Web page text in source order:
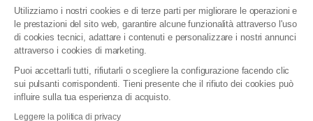
Utilizziamo i nostri cookies e di terze parti per migliorare le operazioni e
le prestazioni del sito web, garantire alcune funzionalità attraverso l'uso
di cookies tecnici, adattare i contenuti e personalizzare i nostri annunci
attraverso i cookies di marketing.
Puoi accettarli tutti, rifiutarli o scegliere la configurazione facendo clic
sui pulsanti corrispondenti. Tieni presente che il rifiuto dei cookies può
influire sulla tua esperienza di acquisto.
Leggere la politica di privacy
Condizioni generali vendita
Politica di gestione dei dati personali e dei cookie
Condizioni generali di vendita per clienti professionali
Dichiarazione di accessibilità